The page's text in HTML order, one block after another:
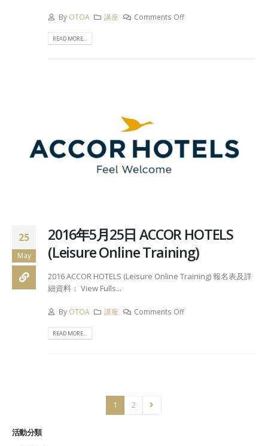
By OTOA 講座 Comments Off
READ MORE...
25
May
2016年5月25日 ACCOR HOTELS
(Leisure Online Training)
2016 ACCOR HOTELS (Leisure Online Training) 報名表及詳
細資料： View Fulls...
By OTOA 講座 Comments Off
READ MORE...
1 2
活動分類